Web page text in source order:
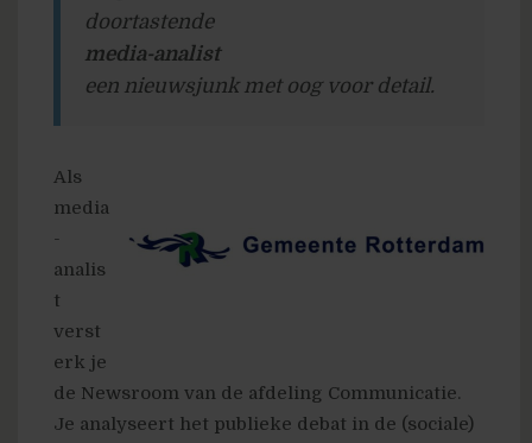
doortastende
media-analist
een nieuwsjunk met oog voor detail.
Als
media
-
analis
t
verst
erk je
de Newsroom van de afdeling Communicatie.
Je analyseert het publieke debat in de (sociale)